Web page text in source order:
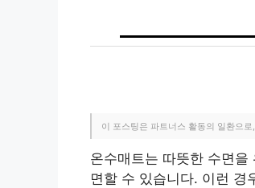
이 포스팅은 파트너스 활동의 일환으
온수매트는 따뜻한 수면
면할 수 있습니다. 이런 경